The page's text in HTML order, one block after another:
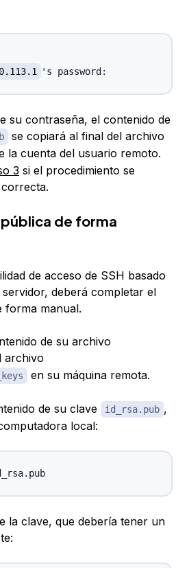
su contraseña, el contenido de
se copiará al final del archivo
la cuenta del usuario remoto.
3 si el procedimiento se
de forma
de acceso de SSH basado
deberá completar el
forma manual.
de su archivo
archivo
en su máquina remota.
de su clave id_rsa.pub ,
local:
la clave, que debería tener un